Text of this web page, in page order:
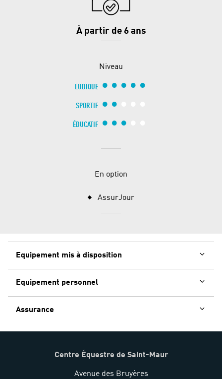
À partir de 6 ans
Niveau
LUDIQUE
SPORTIF
ÉDUCATIF
En option
AssurJour
Equipement mis à disposition
Equipement personnel
Assurance
Centre Équestre de Saint-Maur
Avenue des Bruyères